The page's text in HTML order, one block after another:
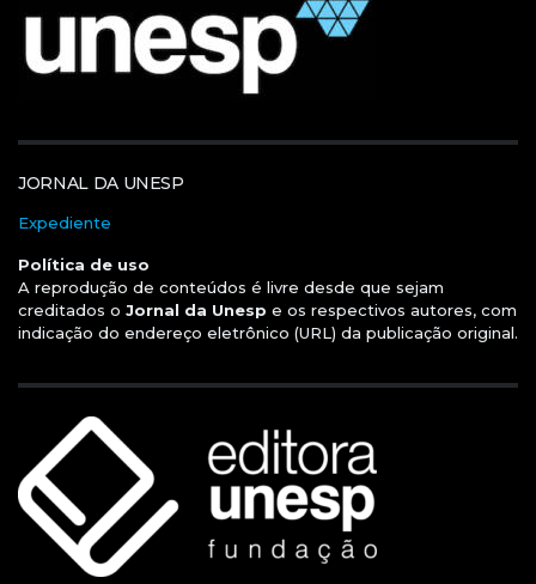
JORNAL DA UNESP
Expediente
Política de uso
A reprodução de conteúdos é livre desde que sejam
creditados o Jornal da Unesp e os respectivos autores, com
indicação do endereço eletrônico (URL) da publicação original.